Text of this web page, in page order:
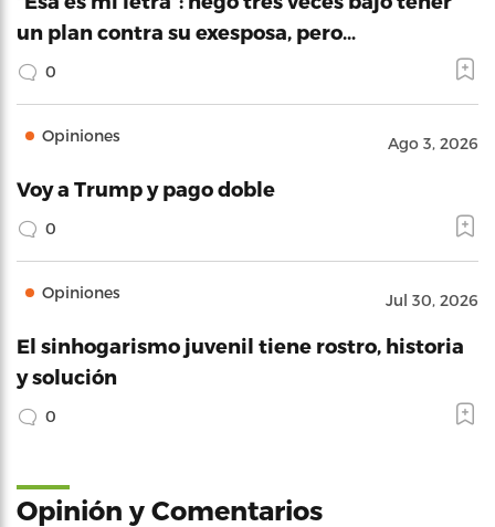
un plan contra su exesposa, pero…
0
Opiniones Ago 3, 2026
Voy a Trump y pago doble
0
Opiniones Jul 30, 2026
El sinhogarismo juvenil tiene rostro, historia
y solución
0
Opinión y Comentarios